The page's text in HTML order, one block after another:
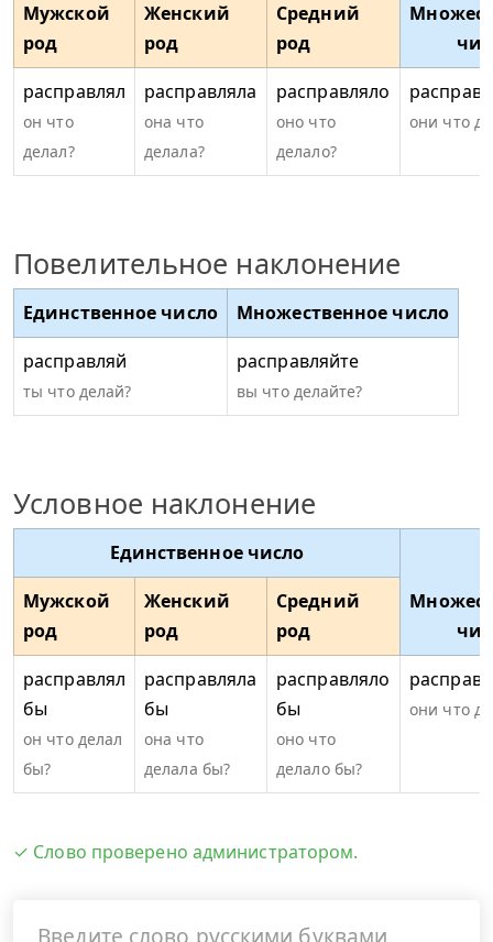
Мужской
род
Женский
род
Средний
род
расправлял
он что
делал?
расправляла
она что
делала?
расправляло
оно что
делало?
они что
Повелительное наклонение
Единственное число
Множественное число
расправляй
ты что делай?
расправляйте
вы что делайте?
Условное наклонение
Единственное число
Мужской
род
Женский
род
Средний
род
расправлял
бы
он что делал
бы?
расправляла
бы
она что
делала бы?
расправляло
бы
оно что
делало бы?
они что
✓ Слово проверено администратором.